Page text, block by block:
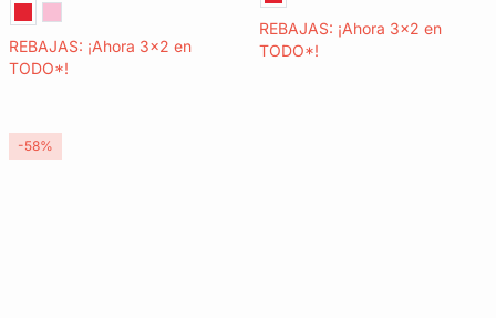
REBAJAS: ¡Ahora 3x2 en
TODO*!
REBAJAS: ¡Ahora 3x2 en
TODO*!
-58%